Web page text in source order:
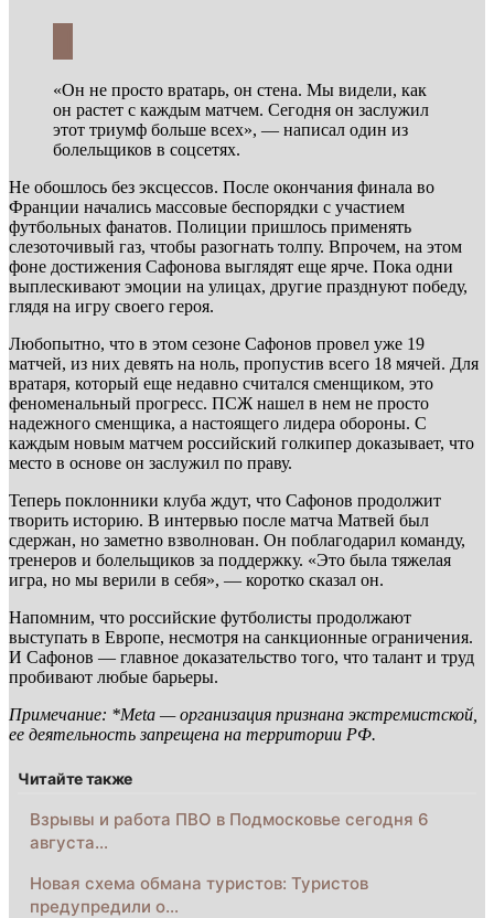
«Он не просто вратарь, он стена. Мы видели, как
он растет с каждым матчем. Сегодня он заслужил
этот триумф больше всех», — написал один из
болельщиков в соцсетях.
Не обошлось без эксцессов. После окончания финала во
Франции начались массовые беспорядки с участием
футбольных фанатов. Полиции пришлось применять
слезоточивый газ, чтобы разогнать толпу. Впрочем, на этом
фоне достижения Сафонова выглядят еще ярче. Пока одни
выплескивают эмоции на улицах, другие празднуют победу,
глядя на игру своего героя.
Любопытно, что в этом сезоне Сафонов провел уже 19
матчей, из них девять на ноль, пропустив всего 18 мячей. Для
вратаря, который еще недавно считался сменщиком, это
феноменальный прогресс. ПСЖ нашел в нем не просто
надежного сменщика, а настоящего лидера обороны. С
каждым новым матчем российский голкипер доказывает, что
место в основе он заслужил по праву.
Теперь поклонники клуба ждут, что Сафонов продолжит
творить историю. В интервью после матча Матвей был
сдержан, но заметно взволнован. Он поблагодарил команду,
тренеров и болельщиков за поддержку. «Это была тяжелая
игра, но мы верили в себя», — коротко сказал он.
Напомним, что российские футболисты продолжают
выступать в Европе, несмотря на санкционные ограничения.
И Сафонов — главное доказательство того, что талант и труд
пробивают любые барьеры.
Примечание: *Meta — организация признана экстремистской,
ее деятельность запрещена на территории РФ.
Читайте также
Взрывы и работа ПВО в Подмосковье сегодня 6
августа…
Новая схема обмана туристов: Туристов
предупредили о…